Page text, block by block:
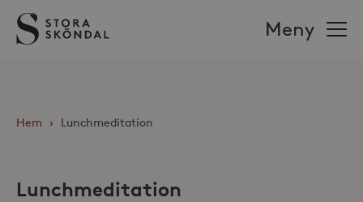
Stora
Sköndal
Meny
Hem › Lunchmeditation
Lunchmeditation